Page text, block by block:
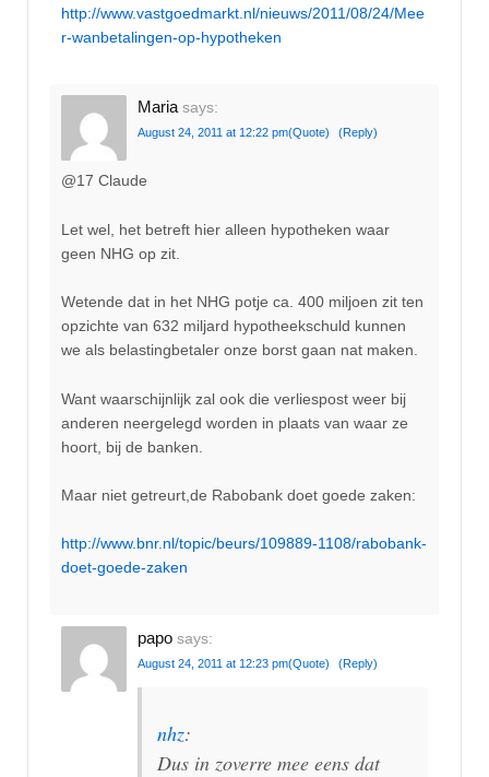
http://www.vastgoedmarkt.nl/nieuws/2011/08/24/Mee
r-wanbetalingen-op-hypotheken
Maria says:
August 24, 2011 at 12:22 pm(Quote) (Reply)
@17 Claude
Let wel, het betreft hier alleen hypotheken waar
geen NHG op zit.
Wetende dat in het NHG potje ca. 400 miljoen zit ten
opzichte van 632 miljard hypotheekschuld kunnen
we als belastingbetaler onze borst gaan nat maken.
Want waarschijnlijk zal ook die verliespost weer bij
anderen neergelegd worden in plaats van waar ze
hoort, bij de banken.
Maar niet getreurt,de Rabobank doet goede zaken:
http://www.bnr.nl/topic/beurs/109889-1108/rabobank-
doet-goede-zaken
papo says:
August 24, 2011 at 12:23 pm(Quote) (Reply)
nhz:
Dus in zoverre mee eens dat